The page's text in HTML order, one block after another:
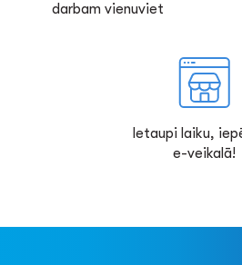
darbam vienuviet
Ietaupi laiku,
e-veikalā!